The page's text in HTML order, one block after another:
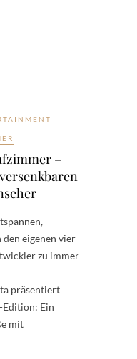
–
den eigenen vier
zu immer
präsentiert
Ein
mit